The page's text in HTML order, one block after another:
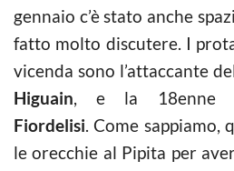
gennaio c’è stato anche
fatto molto discutere. I
vicenda sono l’attaccante
Higuain, e la 18enne
Fiordelisi. Come sappiamo,
le orecchie al Pipita per